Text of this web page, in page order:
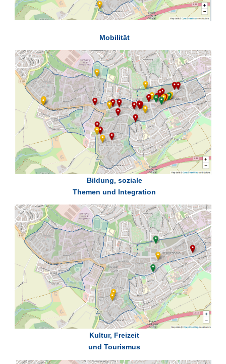
Mobilität
Bildung, soziale
Themen und Integration
Kultur, Freizeit
und Tourismus